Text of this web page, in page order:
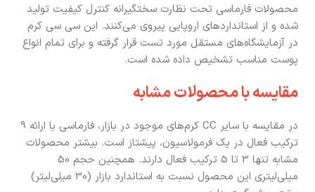
محصولات فارماسی تحت نظارت سختگیرانه کنترل کیفیت تولید
شده و از استانداردهای اروپایی پیروی می‌کنند. این سی سی کرم
در آزمایشگاه‌های مستقل مورد تست قرار گرفته و برای تمام انواع
پوست مناسب تشخیص داده شده است.
مقایسه با محصولات مشابه
در مقایسه با سایر CC کرم‌های موجود در بازار، فارماسی با ارائه 9
ترکیب فعال در یک فرمولاسیون، پیشتاز است. بیشتر محصولات
مشابه تنها 3 تا 5 ترکیب فعال دارند. همچنین حجم 50
میلی‌لیتری این محصول نسبت به استاندارد بازار (30 میلی‌لیتر)